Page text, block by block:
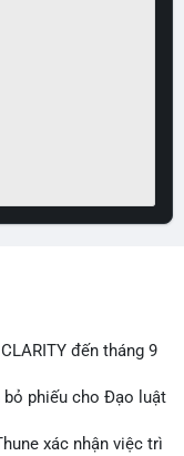
đến tháng 9
bỏ phiếu cho Đạo luật
xác nhận việc trì